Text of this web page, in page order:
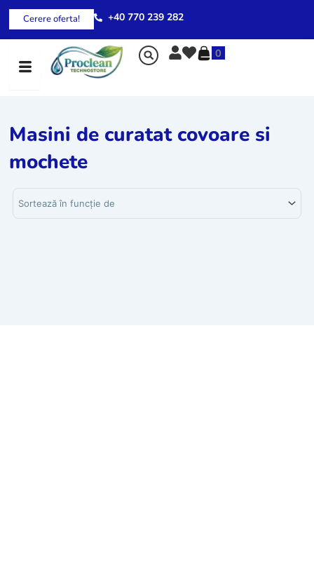
Skip
content
Cerere oferta! +40 770 239 282
0
Masini de curatat covoare si
mochete
Sortează produsele